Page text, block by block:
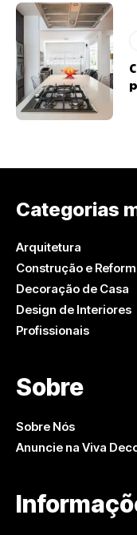
Categorias
Arquitetura
Construção e
Decoração de Casa
Design de Interiores
Profissionais
Sobre
Sobre Nós
Anuncie na Viva